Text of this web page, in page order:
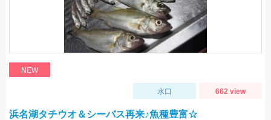
NEW
水口 662 view
浜名湖タチウオ＆シーバス再来♪魚種豊富☆